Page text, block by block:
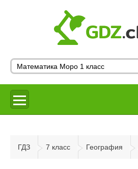
ГДЗ 7 класс География